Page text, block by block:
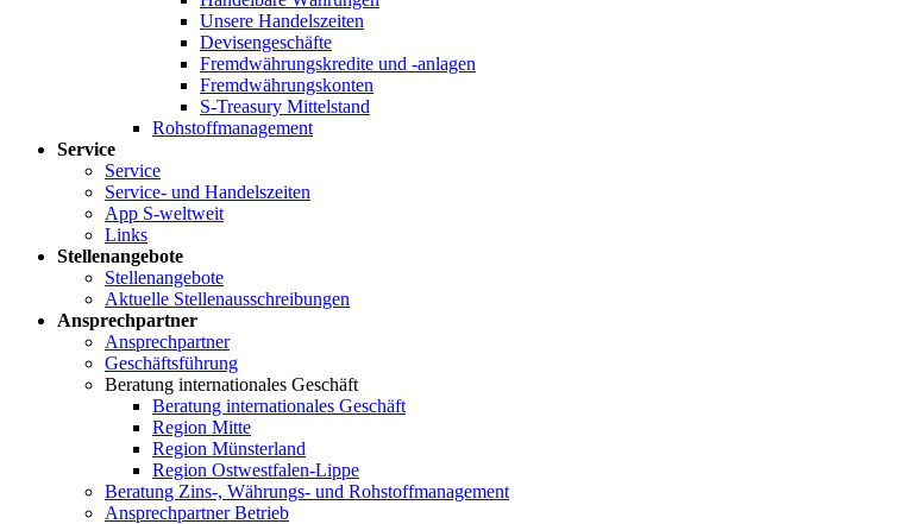
Unsere Handelszeiten
Devisengeschäfte
Fremdwährungskredite und -anlagen
Fremdwährungskonten
S-Treasury Mittelstand
Rohstoffmanagement
Service
Service
Service- und Handelszeiten
App S-weltweit
Links
Stellenangebote
Stellenangebote
Aktuelle Stellenausschreibungen
Ansprechpartner
Ansprechpartner
Geschäftsführung
Beratung internationales Geschäft
Beratung internationales Geschäft
Region Mitte
Region Münsterland
Region Ostwestfalen-Lippe
Beratung Zins-, Währungs- und Rohstoffmanagement
Ansprechpartner Betrieb